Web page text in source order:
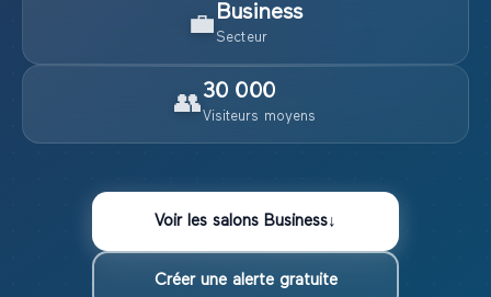
💼 Business
Secteur
👥30 000
Visiteurs moyens
Voir les salons Business↓
Créer une alerte gratuite